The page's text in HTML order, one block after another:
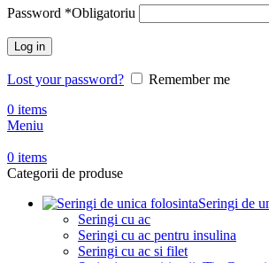
Password *Obligatoriu
Log in
Lost your password?
Remember me
0 items
Meniu
0 items
Categorii de produse
Seringi de
Seringi cu ac
Seringi cu ac pentru insulina
Seringi cu ac si filet